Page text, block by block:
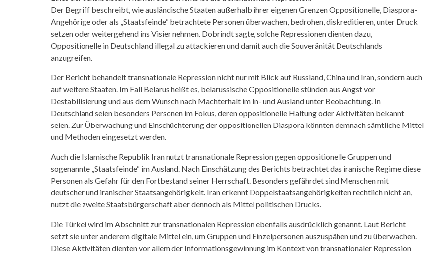
Der Begriff beschreibt, wie ausländische Staaten außerhalb ihrer eigenen Grenzen Oppositionelle, Diaspora-
Angehörige oder als „Staatsfeinde“ betrachtete Personen überwachen, bedrohen, diskreditieren, unter Druck
setzen oder weitergehend ins Visier nehmen. Dobrindt sagte, solche Repressionen dienten dazu,
Oppositionelle in Deutschland illegal zu attackieren und damit auch die Souveränität Deutschlands
anzugreifen.
Der Bericht behandelt transnationale Repression nicht nur mit Blick auf Russland, China und Iran, sondern auch
auf weitere Staaten. Im Fall Belarus heißt es, belarussische Oppositionelle stünden aus Angst vor
Destabilisierung und aus dem Wunsch nach Machterhalt im In- und Ausland unter Beobachtung. In
Deutschland seien besonders Personen im Fokus, deren oppositionelle Haltung oder Aktivitäten bekannt
seien. Zur Überwachung und Einschüchterung der oppositionellen Diaspora könnten demnach sämtliche Mittel
und Methoden eingesetzt werden.
Auch die Islamische Republik Iran nutzt transnationale Repression gegen oppositionelle Gruppen und
sogenannte „Staatsfeinde“ im Ausland. Nach Einschätzung des Berichts betrachtet das iranische Regime diese
Personen als Gefahr für den Fortbestand seiner Herrschaft. Besonders gefährdet sind Menschen mit
deutscher und iranischer Staatsangehörigkeit. Iran erkennt Doppelstaatsangehörigkeiten rechtlich nicht an,
nutzt die zweite Staatsbürgerschaft aber dennoch als Mittel politischen Drucks.
Die Türkei wird im Abschnitt zur transnationalen Repression ebenfalls ausdrücklich genannt. Laut Bericht
setzt sie unter anderem digitale Mittel ein, um Gruppen und Einzelpersonen auszuspähen und zu überwachen.
Diese Aktivitäten dienten vor allem der Informationsgewinnung im Kontext von transnationaler Repression